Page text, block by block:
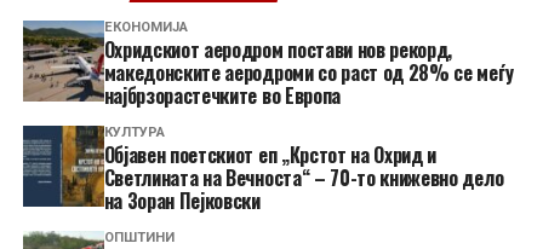
ЕКОНОМИЈА
Охридскиот аеродром постави нов рекорд,
македонските аеродроми со раст од 28% се меѓу
најбрзорастечките во Европа
КУЛТУРА
Објавен поетскиот еп „Крстот на Охрид и
Светлината на Вечноста“ – 70-то книжевно дело
на Зоран Пејковски
ОПШТИНИ